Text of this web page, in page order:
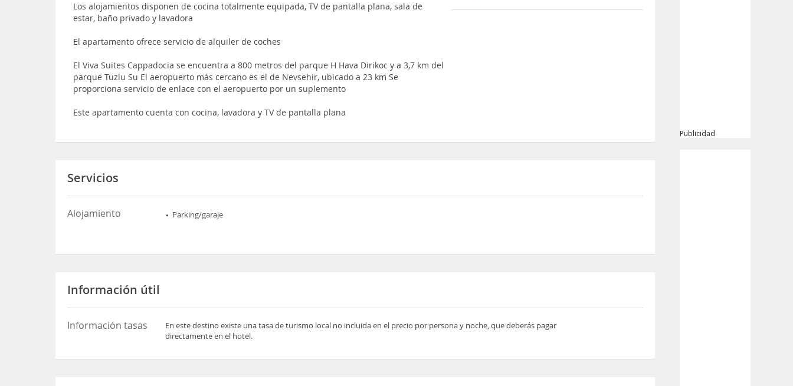
Los alojamientos disponen de cocina totalmente equipada, TV de pantalla plana, sala de
estar, baño privado y lavadora
El apartamento ofrece servicio de alquiler de coches
El Viva Suites Cappadocia se encuentra a 800 metros del parque H Hava Dirikoc y a 3,7 km del
parque Tuzlu Su El aeropuerto más cercano es el de Nevsehir, ubicado a 23 km Se
proporciona servicio de enlace con el aeropuerto por un suplemento
Este apartamento cuenta con cocina, lavadora y TV de pantalla plana
Servicios
Alojamiento Parking/garaje
Información útil
Información tasas
En este destino existe una tasa de turismo local no incluida en el precio por persona y noche, que deberás pagar
directamente en el hotel.
Publicidad